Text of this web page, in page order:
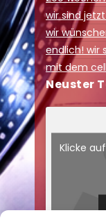
wir sind
wir
endlich! wir
mit dem
Neuster
Klicke